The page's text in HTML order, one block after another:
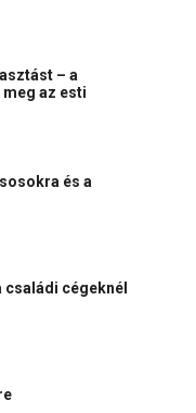
– a
az esti
és a
családi cégeknél